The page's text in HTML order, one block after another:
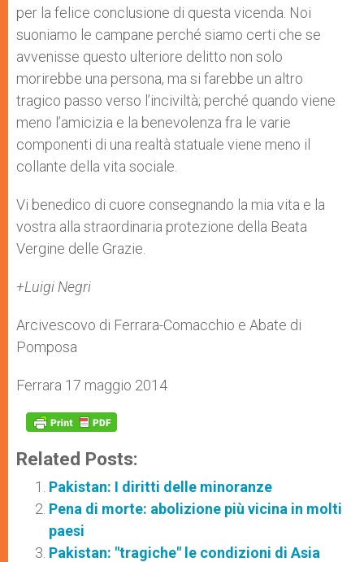
per la felice conclusione di questa vicenda. Noi
suoniamo le campane perché siamo certi che se
avvenisse questo ulteriore delitto non solo
morirebbe una persona, ma si farebbe un altro
tragico passo verso l’inciviltà; perché quando viene
meno l’amicizia e la benevolenza fra le varie
componenti di una realtà statuale viene meno il
collante della vita sociale.
Vi benedico di cuore consegnando la mia vita e la
vostra alla straordinaria protezione della Beata
Vergine delle Grazie.
+Luigi Negri
Arcivescovo di Ferrara-Comacchio e Abate di
Pomposa
Ferrara 17 maggio 2014
Related Posts:
Pakistan: I diritti delle minoranze
Pena di morte: abolizione più vicina in molti
paesi
Pakistan: "tragiche" le condizioni di Asia